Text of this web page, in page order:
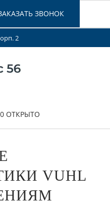
2
ОТКРЫТО
ЗВОНОК
VUHL